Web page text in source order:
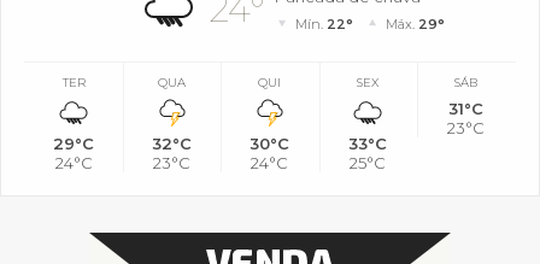
24° Mín. 22° Máx. 29°
TER
29°C
24°C
QUA
32°C
23°C
QUI
30°C
24°C
SEX
33°C
25°C
SÁB
31°C
23°C